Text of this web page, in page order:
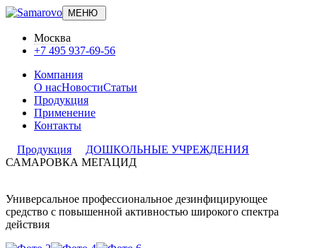
МЕНЮ
Москва
+7 495 937-69-56
Компания
О насНовостиСтатьи
Продукция
Применение
Контакты
Продукция
ДОШКОЛЬНЫЕ УЧРЕЖДЕНИЯ
САМАРОВКА МЕГАЦИД
Универсальное профессиональное дезинфицирующее
средство с повышенной активностью широкого спектра
действия